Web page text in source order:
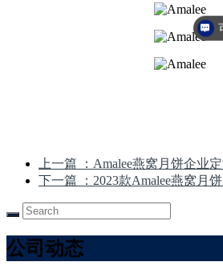
上一篇
：Amalee燕窝月饼企业
下一篇
：2023款Amalee燕窝月
公司动态